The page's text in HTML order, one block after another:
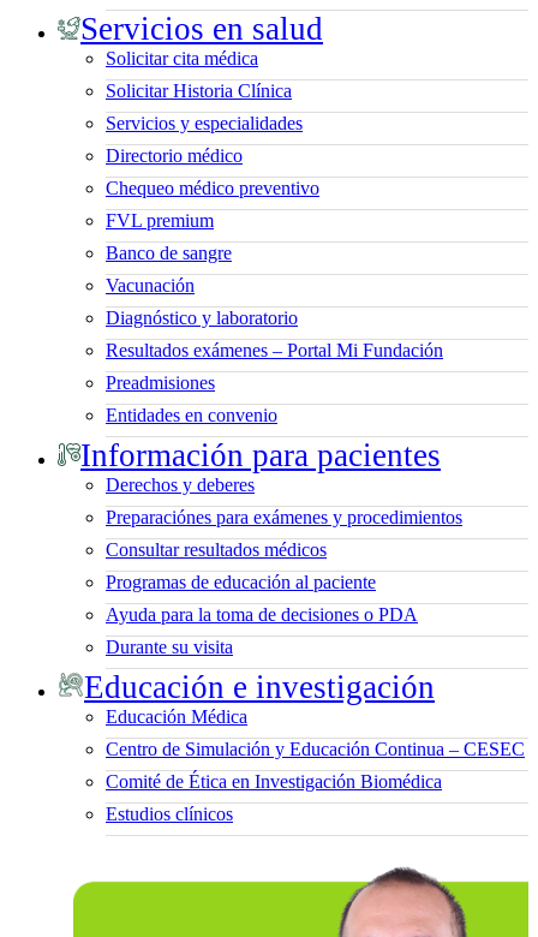
Servicios en salud
Solicitar cita médica
Solicitar Historia Clínica
Servicios y especialidades
Directorio médico
Chequeo médico preventivo
FVL premium
Banco de sangre
Vacunación
Diagnóstico y laboratorio
Resultados exámenes – Portal Mi Fundación
Preadmisiones
Entidades en convenio
Información para pacientes
Derechos y deberes
Preparaciónes para exámenes y procedimientos
Consultar resultados médicos
Programas de educación al paciente
Ayuda para la toma de decisiones o PDA
Durante su visita
Educación e investigación
Educación Médica
Centro de Simulación y Educación Continua – CESEC
Comité de Ética en Investigación Biomédica
Estudios clínicos